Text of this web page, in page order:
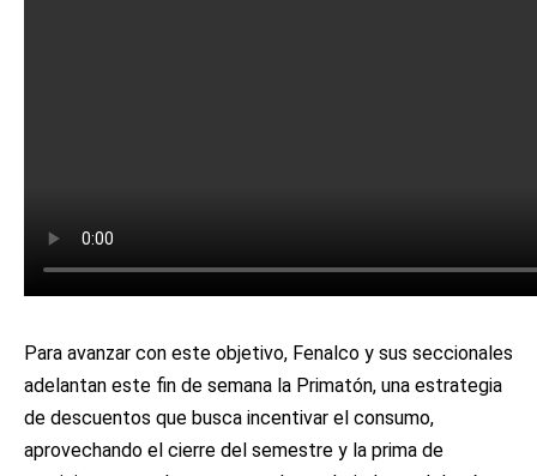
Para avanzar con este objetivo, Fenalco y sus seccionales
adelantan este fin de semana la Primatón, una estrategia
de descuentos que busca incentivar el consumo,
aprovechando el cierre del semestre y la prima de